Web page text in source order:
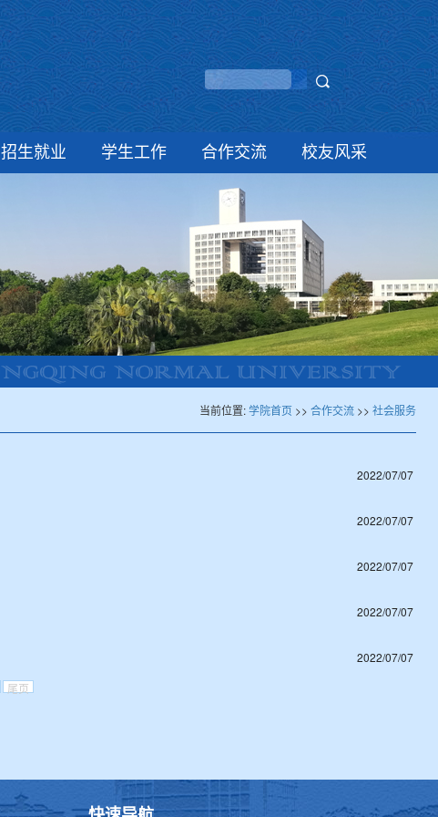
招生就业 学生工作 合作交流 校友风采
当前位置:学院首页 >> 合作交流 >> 社会服务
2022/07/07
2022/07/07
2022/07/07
2022/07/07
2022/07/07
尾页